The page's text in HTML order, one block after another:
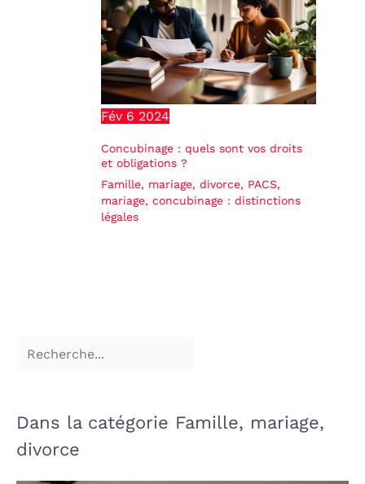
Fév 6 2024
Concubinage : quels sont vos droits
et obligations ?
Famille, mariage, divorce, PACS,
mariage, concubinage : distinctions
légales
Dans la catégorie Famille, mariage,
divorce